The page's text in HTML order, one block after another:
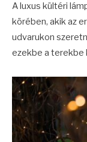
A luxus kültéri
körében, akik az
udvarukon
ezekbe a terekbe